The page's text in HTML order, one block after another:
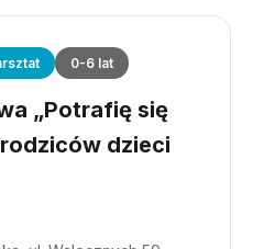
0-6 lat
„Potrafię się
dzieci